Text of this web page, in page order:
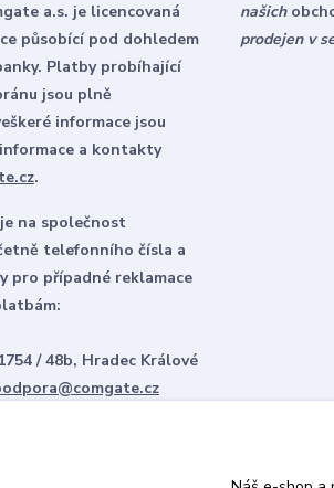
a.s. je licencovaná
působící pod dohledem
Platby probíhající
jsou plně
informace jsou
a kontakty
.
na společnost
telefonního čísla a
pro případné reklamace
/ 48b, Hradec Králové
našich
prodejen v